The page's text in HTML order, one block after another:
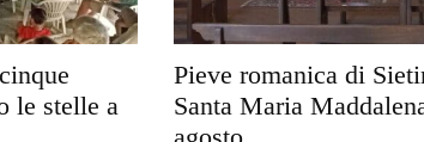
le stelle a
Pieve romanica di
Santa Maria